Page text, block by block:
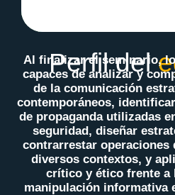
Perfil del
Al finalizar el seminario,
capaces de analizar y
de la comunicación
contemporáneos,
de propaganda utilizadas
seguridad, diseñar
contrarrestar operaciones
diversos contextos, y
crítico y ético frente a
manipulación informativa